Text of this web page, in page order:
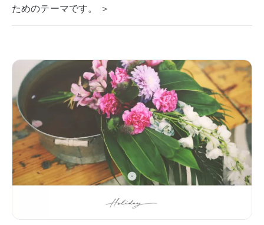
ためのテーマです。 ＞